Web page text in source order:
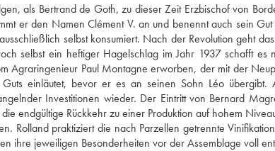
als Bertrand de Goth, zu dieser Zeit Erzbischof von
er den Namen Clément V. an und benennt auch sein Gut
selbst konsumiert. Nach der Revolution geht
selbst ein heftiger Hagelschlag im Jahr 1937 schafft es
Agraringenieur Paul Montagne erworben, der mit der
einläutet, bevor er es an seinen Sohn Léo übergibt.
Investitionen wieder. Der Eintritt von Bernard
endgültige Rückkehr zu einer Produktion auf hohem
Rolland praktiziert die nach Parzellen getrennte
ihre jeweiligen Besonderheiten vor der Assemblage voll